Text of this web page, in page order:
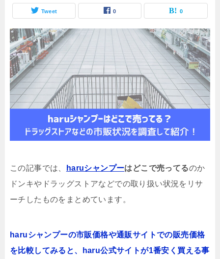
Tweet 0 0
この記事では、 haruシャンプーはどこで売ってるのか
ドンキやドラッグストアなどでの取り扱い状況をリサ
ーチしたものをまとめています。
haruシャンプーの市販価格や通販サイトでの販売価格
を比較してみると、haru公式サイトが1番安く買える事